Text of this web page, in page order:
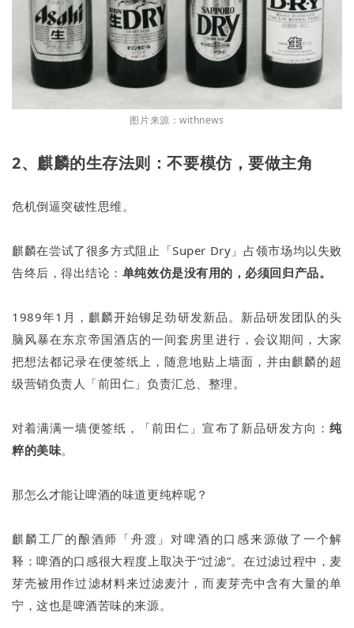
图片来源：withnews
2、麒麟的生存法则：不要模仿，要做主角
危机倒逼突破性思维。
麒麟在尝试了很多方式阻止「Super Dry」占领市场均以失败
告终后，得出结论： 单纯效仿是没有用的，必须回归产品。
1989年1月，麒麟开始铆足劲研发新品。新品研发团队的头
脑风暴在东京帝国酒店的一间套房里进行，会议期间，大家
把想法都记录在便签纸上，随意地贴上墙面，并由麒麟的超
级营销负责人「前田仁」负责汇总、整理。
对着满满一墙便签纸，「前田仁」宣布了新品研发方向：纯
粹的美味。
那怎么才能让啤酒的味道更纯粹呢？
麒麟工厂的酿酒师「舟渡」对啤酒的口感来源做了一个解
释：啤酒的口感很大程度上取决于“过滤”。在过滤过程中，麦
芽壳被用作过滤材料来过滤麦汁，而麦芽壳中含有大量的单
宁，这也是啤酒苦味的来源。